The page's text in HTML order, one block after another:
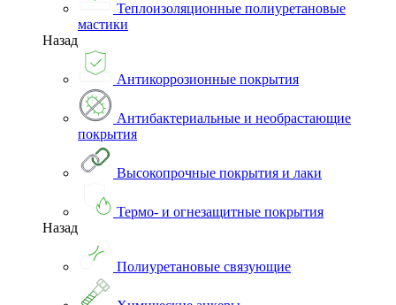
Теплоизоляционные полиуретановые
мастики
Назад
Антикоррозионные покрытия
Антибактериальные и необрастающие
покрытия
Высокопрочные покрытия и лаки
Термо- и огнезащитные покрытия
Назад
Полиуретановые связующие